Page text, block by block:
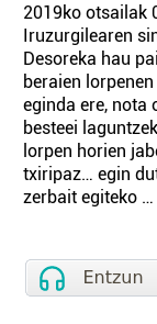
2019ko otsailak
Iruzurgilearen
Desoreka hau
beraien
eginda ere, nota
besteei
lorpen horien
txiripaz… egin
zerbait egiteko …